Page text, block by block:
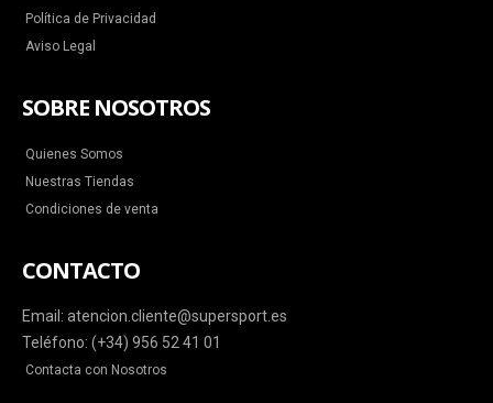
Política de Privacidad
Aviso Legal
SOBRE NOSOTROS
Quienes Somos
Nuestras Tiendas
Condiciones de venta
CONTACTO
Email: atencion.cliente@supersport.es
Teléfono: (+34) 956 52 41 01
Contacta con Nosotros